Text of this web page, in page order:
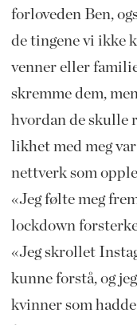
forloveden Ben,
de tingene vi ikke
venner eller
skremme dem,
hvordan de skulle
likhet med meg
nettverk som
«Jeg følte meg
lockdown
«Jeg skrollet
kunne forstå, og
kvinner som